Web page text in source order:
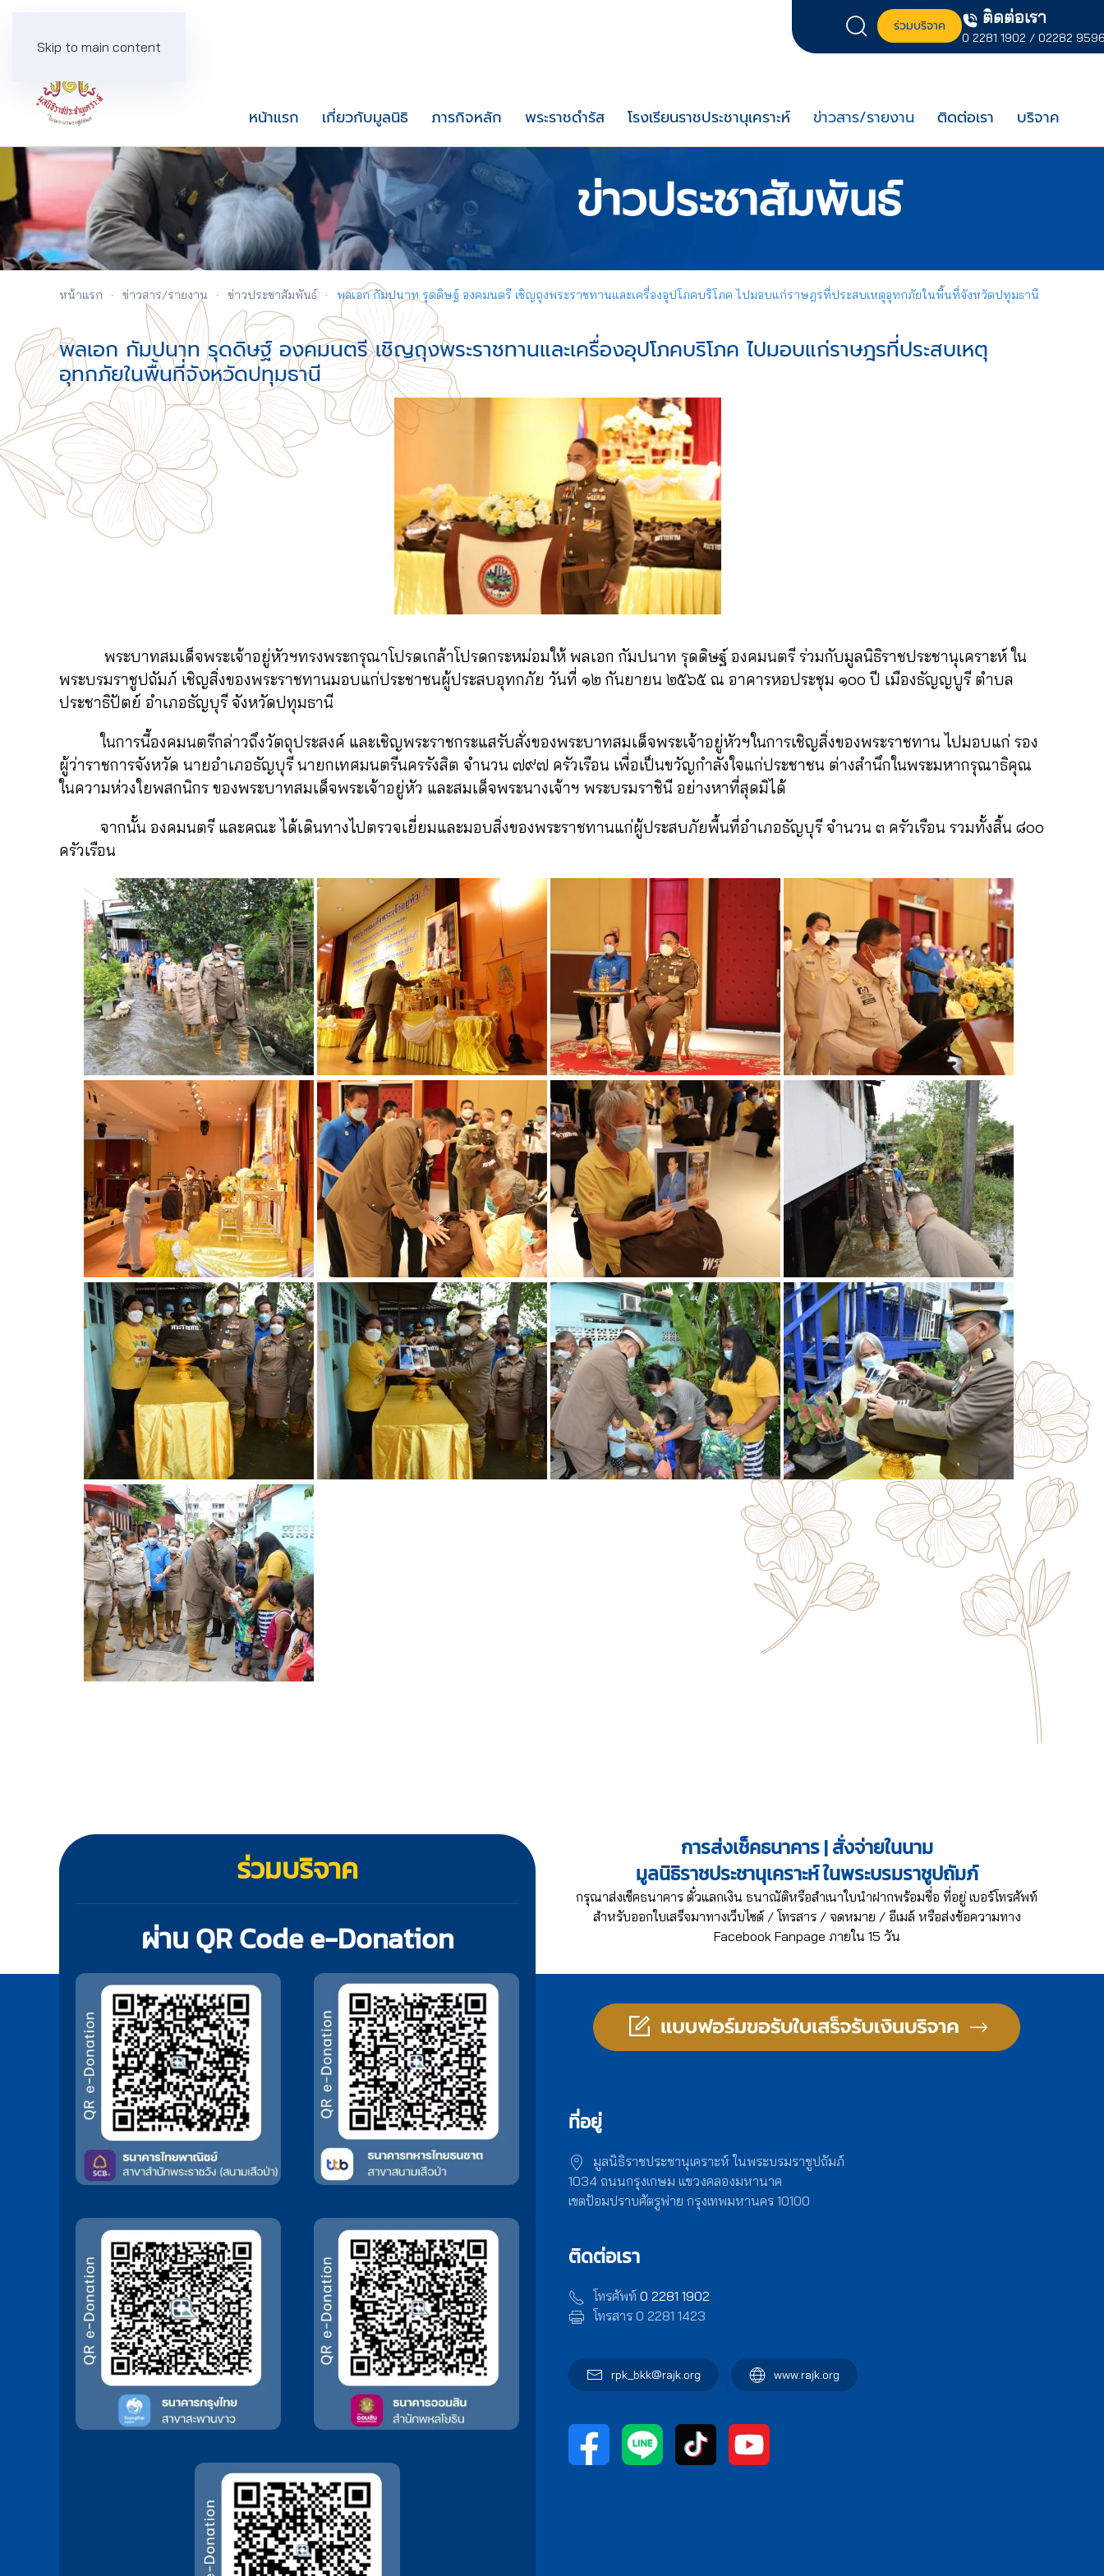
Skip to main content
ร่วมบริจาค ติดต่อเรา
0 2281 1902 / 02282
หน้าแรก เกี่ยวกับมูลนิธิ ภารกิจหลัก พระราชดำรัส โรงเรียนราชประชานุเคราะห์ ข่าวสาร/รายงาน ติดต่อเรา บริจาค
ข่าวประชาสัมพันธ์
หน้าแรก ข่าวสาร/รายงาน ข่าวประชาสัมพันธ์ พลเอก กัมปนาท รุดดิษฐ์ องคมนตรี เชิญถุงพระราชทานและเครื่องอุปโภคบริโภค ไปมอบแก่ราษฎรที่ประสบเหตุอุทกภัยในพื้นที่จังหวัดปทุมธานี
พลเอก กัมปนาท รุดดิษฐ์ องคมนตรี เชิญถุงพระราชทานและเครื่องอุปโภคบริโภค ไปมอบแก่ราษฎรที่ประสบเหตุ
อุทกภัยในพื้นที่จังหวัดปทุมธานี
พระบาทสมเด็จพระเจ้าอยู่หัวฯทรงพระกรุณาโปรดเกล้าโปรดกระหม่อมให้ พลเอก กัมปนาท รุดดิษฐ์ องคมนตรี ร่วมกับมูลนิธิราชประชานุเคราะห์ ใน
พระบรมราชูปถัมภ์ เชิญสิ่งของพระราชทานมอบแก่ประชาชนผู้ประสบอุทกภัย วันที่ ๑๒ กันยายน ๒๕๖๕ ณ อาคารหอประชุม ๑๐๐ ปี เมืองธัญญบูรี ตำบล
ประชาธิปัตย์ อำเภอธัญบุรี จังหวัดปทุมธานี
ในการนี้องคมนตรีกล่าวถึงวัตถุประสงค์ และเชิญพระราชกระแสรับสั่งของพระบาทสมเด็จพระเจ้าอยู่หัวฯในการเชิญสิ่งของพระราชทาน ไปมอบแก่ รอง
ผู้ว่าราชการจังหวัด นายอำเภอธัญบุรี นายกเทศมนตรีนครรังสิต จำนวน ๗๙๗ ครัวเรือน เพื่อเป็นขวัญกำลังใจแก่ประชาชน ต่างสำนึกในพระมหากรุณาธิคุณ
ในความห่วงใยพสกนิกร ของพระบาทสมเด็จพระเจ้าอยู่หัว และสมเด็จพระนางเจ้าฯ พระบรมราชินี อย่างหาที่สุดมิได้
จากนั้น องคมนตรี และคณะ ได้เดินทางไปตรวจเยี่ยมและมอบสิ่งของพระราชทานแก่ผู้ประสบภัยพื้นที่อำเภอธัญบุรี จำนวน ๓ ครัวเรือน รวมทั้งสิ้น ๘๐๐
ครัวเรือน
ร่วมบริจาค
ผ่าน QR Code e-Donation
การส่งเช็คธนาคาร | สั่งจ่ายในนาม
มูลนิธิราชประชานุเคราะห์ ในพระบรมราชูปถัมภ์
กรุณาส่งเช็คธนาคาร ตั๋วแลกเงิน ธนาณัติหรือสำเนาใบนำฝากพร้อมชื่อ ที่อยู่ เบอร์โทรศัพท์
สำหรับออกใบเสร็จมาทางเว็บไซต์ / โทรสาร / จดหมาย / อีเมล์ หรือส่งข้อความทาง
Facebook Fanpage ภายใน 15 วัน
ที่อยู่
มูลนิธิราชประชานุเคราะห์ ในพระบรมราชูปถัมภ์
1034 ถนนกรุงเกษม แขวงคลองมหานาค
เขตป้อมปราบศัตรูพ่าย กรุงเทพมหานคร 10100
ติดต่อเรา
โทรศัพท์ 0 2281 1902
โทรสาร 0 2281 1423
rpk_bkk@rajk.org www.rajk.org